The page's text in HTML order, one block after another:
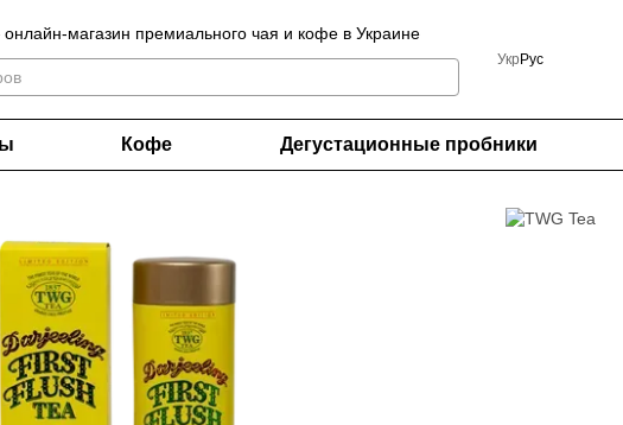
онлайн-магазин премиального чая и кофе в Украине
Укр Рус
Кофе Дегустационные пробники